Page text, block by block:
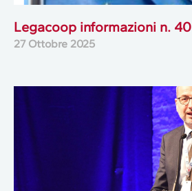
Legacoop informazioni n. 40
27 Ottobre 2025